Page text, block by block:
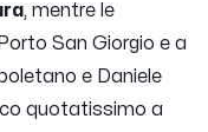
, mentre le
San Giorgio e a
e Daniele
quotatissimo a